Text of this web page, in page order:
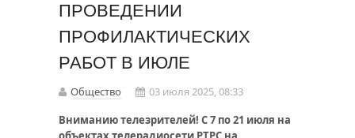
ПРОВЕДЕНИИ
ПРОФИЛАКТИЧЕСКИХ
РАБОТ В ИЮЛЕ
Общество
03 июля 2025, 08:33
Вниманию телезрителей! С 7 по 21 июля на